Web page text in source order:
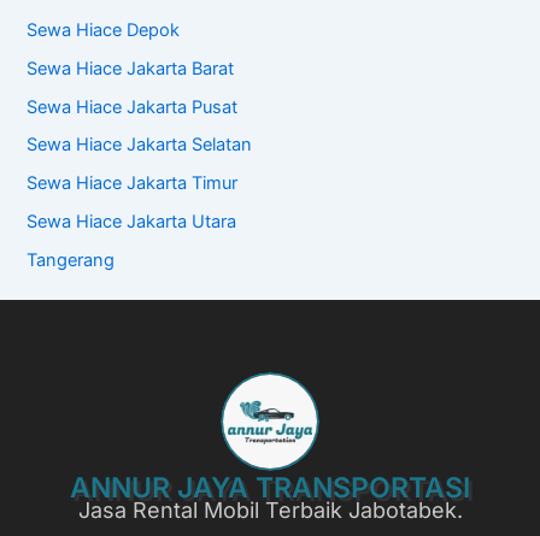
Sewa Hiace Depok
Sewa Hiace Jakarta Barat
Sewa Hiace Jakarta Pusat
Sewa Hiace Jakarta Selatan
Sewa Hiace Jakarta Timur
Sewa Hiace Jakarta Utara
Tangerang
ANNUR JAYA TRANSPORTASI
Jasa Rental Mobil Terbaik Jabotabek.